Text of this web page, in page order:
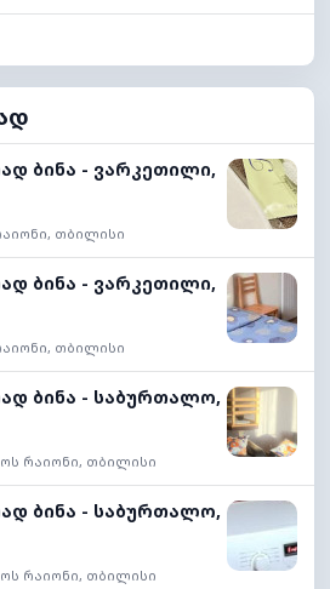
ბინა - ვარკეთილი,
თბილისი
ბინა - ვარკეთილი,
თბილისი
ბინა - საბურთალო,
რაიონი, თბილისი
ბინა - საბურთალო,
რაიონი, თბილისი